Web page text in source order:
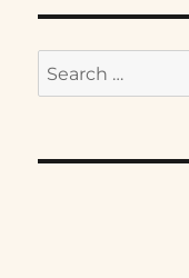
Search
for: